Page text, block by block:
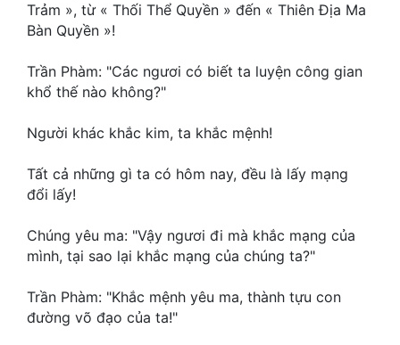
Học Đường
Khoa Huyễn Không Gian
Kinh Dị
Kiếm Hiệp
Kỳ Huyễn
Kỳ Ảo
Làm Giàu
Trảm », từ « Thối Thể Quyền » đến « Thiên Địa Ma
Bàn Quyền »!
Trần Phàm: "Các ngươi có biết ta luyện công gian
khổ thế nào không?"
Người khác khắc kim, ta khắc mệnh!
Tất cả những gì ta có hôm nay, đều là lấy mạng
đổi lấy!
Chúng yêu ma: "Vậy ngươi đi mà khắc mạng của
mình, tại sao lại khắc mạng của chúng ta?"
Trần Phàm: "Khắc mệnh yêu ma, thành tựu con
đường võ đạo của ta!"